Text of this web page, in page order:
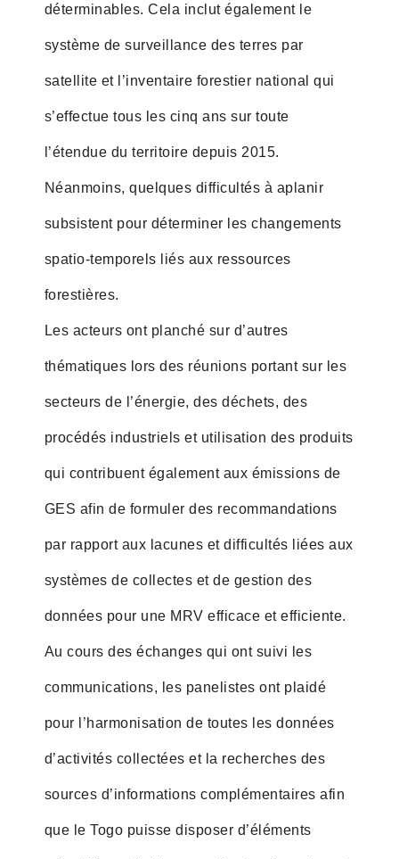
déterminables. Cela inclut également le
système de surveillance des terres par
satellite et l’inventaire forestier national qui
s’effectue tous les cinq ans sur toute
l’étendue du territoire depuis 2015.
Néanmoins, quelques difficultés à aplanir
subsistent pour déterminer les changements
spatio-temporels liés aux ressources
forestières.
Les acteurs ont planché sur d’autres
thématiques lors des réunions portant sur les
secteurs de l’énergie, des déchets, des
procédés industriels et utilisation des produits
qui contribuent également aux émissions de
GES afin de formuler des recommandations
par rapport aux lacunes et difficultés liées aux
systèmes de collectes et de gestion des
données pour une MRV efficace et efficiente.
Au cours des échanges qui ont suivi les
communications, les panelistes ont plaidé
pour l’harmonisation de toutes les données
d’activités collectées et la recherches des
sources d’informations complémentaires afin
que le Togo puisse disposer d’éléments